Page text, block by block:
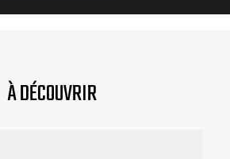
À DÉCOUVRIR